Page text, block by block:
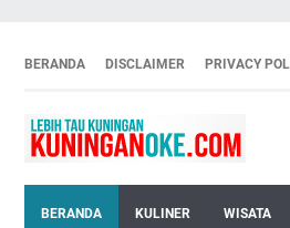
BERANDA DISCLAIMER PRIVACY
BERANDA KULINER WISATA